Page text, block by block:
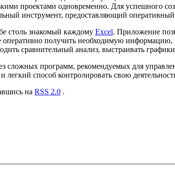
проектами одновременно. Для успешного
инструмент, предоставляющий
столь знакомый каждому Excel. Приложение
получить необходимую
сравнительный анализ, выстраивать
сложных программ, рекомендуемых для
способ контролировать свою
на RSS 2.0 .